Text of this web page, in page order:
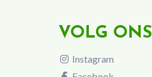
VOLG ONS
Instagram